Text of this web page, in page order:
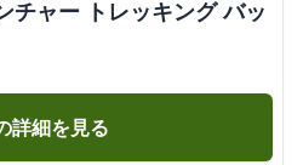
チャー トレッキング バッ
詳細を見る